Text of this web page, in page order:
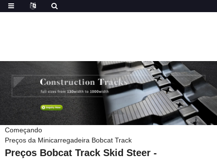
Começando
Preços da Minicarregadeira Bobcat Track
Preços Bobcat Track Skid Steer -